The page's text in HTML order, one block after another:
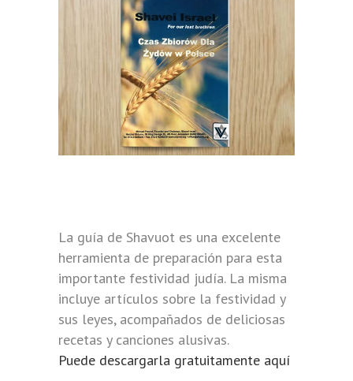
La guía de Shavuot es una excelente
herramienta de preparación para esta
importante festividad judía. La misma
incluye artículos sobre la festividad y
sus leyes, acompañados de deliciosas
recetas y canciones alusivas.
Puede descargarla gratuitamente aquí